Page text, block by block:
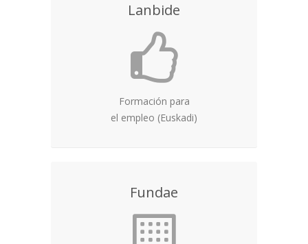
Lanbide
Formación para
el empleo (Euskadi)
Fundae